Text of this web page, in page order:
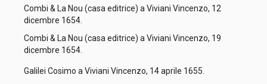
Combi & La Nou (casa editrice) a Viviani Vincenzo, 12
dicembre 1654.
Combi & La Nou (casa editrice) a Viviani Vincenzo, 19
dicembre 1654.
Galilei Cosimo a Viviani Vincenzo, 14 aprile 1655.